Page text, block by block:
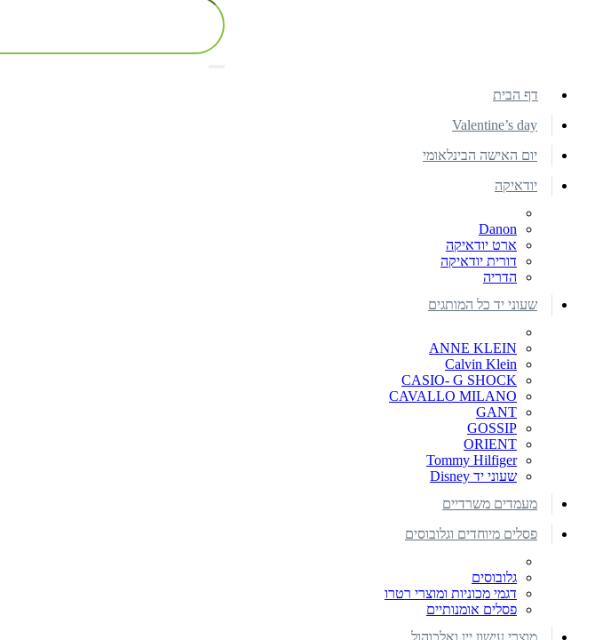
דף הבית
Valentine’s day
יום האישה הבינלאומי
יודאיקה
Danon
ארט יודאיקה
דורית יודאיקה
הדריה
שעוני יד כל המותגים
ANNE KLEIN
Calvin Klein
CASIO- G SHOCK
CAVALLO MILANO
GANT
GOSSIP
ORIENT
Tommy Hilfiger
שעוני יד Disney
מעמדים משרדיים
פסלים מיוחדים וגלובוסים
גלובוסים
דגמי מכוניות ומוצרי רטרו
פסלים אומנותיים
מוצרי עישון יין ואלכוהול